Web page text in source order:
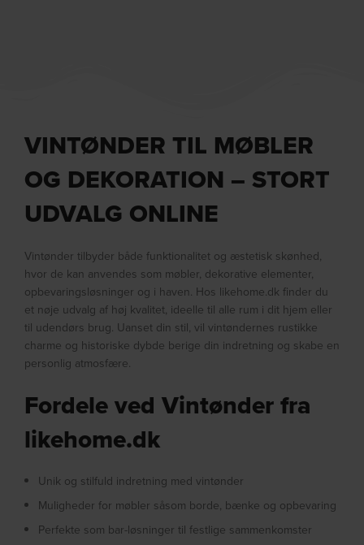
VINTØNDER TIL MØBLER
OG DEKORATION – STORT
UDVALG ONLINE
Vintønder tilbyder både funktionalitet og æstetisk skønhed,
hvor de kan anvendes som møbler, dekorative elementer,
opbevaringsløsninger og i haven. Hos likehome.dk finder du
et nøje udvalg af høj kvalitet, ideelle til alle rum i dit hjem eller
til udendørs brug. Uanset din stil, vil vintøndernes rustikke
charme og historiske dybde berige din indretning og skabe en
personlig atmosfære.
Fordele ved Vintønder fra
likehome.dk
Unik og stilfuld indretning med vintønder
Muligheder for møbler såsom borde, bænke og opbevaring
Perfekte som bar-løsninger til festlige sammenkomster